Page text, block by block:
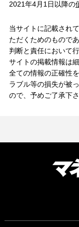
2021年4月1日以降の
当サイトに記載され
ただくためのもので
判断と責任において
サイトの掲載情報は
全ての情報の正確性
ラブル等の損失が被
ので、予めご了承下さ